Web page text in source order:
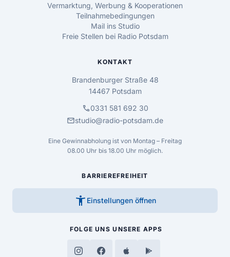
Vermarktung, Werbung & Kooperationen
Teilnahmebedingungen
Mail ins Studio
Freie Stellen bei Radio Potsdam
KONTAKT
Brandenburger Straße 48
14467 Potsdam
call0331 581 692 30
mailstudio@radio-potsdam.de
Eine Gewinnabholung ist von Montag – Freitag
08.00 Uhr bis 18.00 Uhr möglich.
BARRIEREFREIHEIT
accessibility_new Einstellungen öffnen
FOLGE UNS UNSERE APPS